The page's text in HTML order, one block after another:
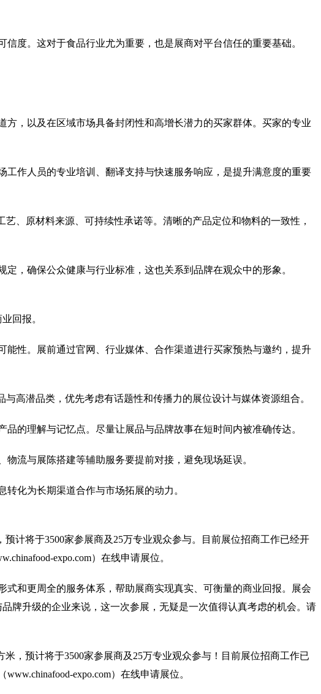
度。这对于食品行业尤为重要，也是展商对平台信任的重要基础。
，以及在区域市场具备封闭性和高增长潜力的买家群体。买家的专业
作人员的专业培训、翻译支持与快速服务响应，是提升满意度的重要
、原材料来源、可持续性承诺等。清晰的产品定位和物料的一致性，
，确保公众健康与行业标准，这也关系到品牌在观众中的形象。
回报。
性。展前通过官网、行业媒体、合作渠道进行买家预热与邀约，提升
高潜品类，优先考虑有话题性和传播力的展位设计与媒体资源组合。
的理解与记忆点。尽量让展品与品牌故事在短时间内被准确传达。
流与展陈搭建等辅助服务要提前对接，避免现场延误。
化为长期渠道合作与市场拓展的动力。
预计将于3500家参展商及25万专业观众参与。目前展位招商工作已经开
expo.com）在线申请展位。
和更周全的服务体系，帮助展商实现真实、可衡量的商业回报。展会
牌升级的企业来说，这一次参展，无疑是一次值得认真考虑的机会。请
米，预计将于3500家参展商及25万专业观众参与！目前展位招商工作已
www.chinafood-expo.com）在线申请展位。